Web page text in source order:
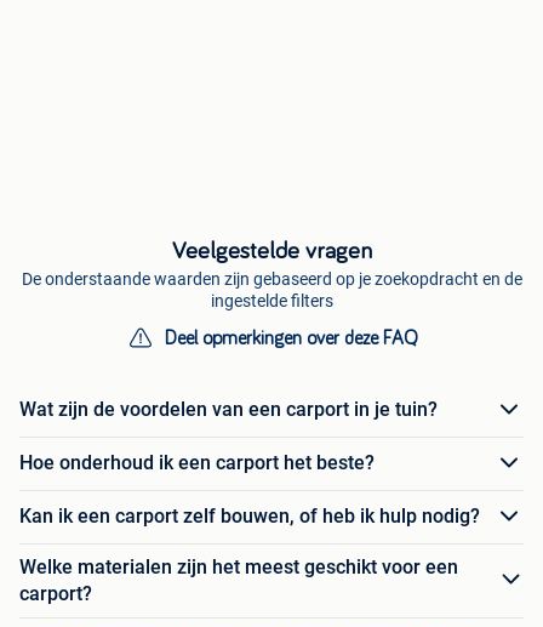
Veelgestelde vragen
De onderstaande waarden zijn gebaseerd op je zoekopdracht en de
ingestelde filters
Deel opmerkingen over deze FAQ
Wat zijn de voordelen van een carport in je tuin?
Hoe onderhoud ik een carport het beste?
Kan ik een carport zelf bouwen, of heb ik hulp nodig?
Welke materialen zijn het meest geschikt voor een
carport?